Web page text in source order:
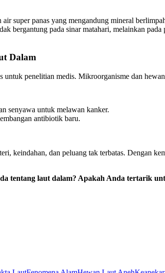
super panas yang mengandung mineral
bergantung pada sinar matahari, melainkan pada
Dalam
untuk penelitian medis. Mikroorganisme dan
senyawa untuk melawan kanker.
antibiotik baru.
keindahan, dan peluang tak terbatas. Dengan
tentang laut dalam? Apakah Anda tertarik